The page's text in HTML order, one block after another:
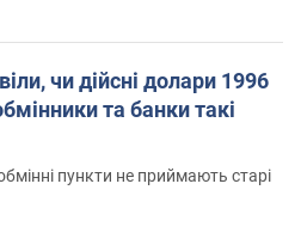
чи дійсні долари 1996
та банки такі
пункти не приймають старі